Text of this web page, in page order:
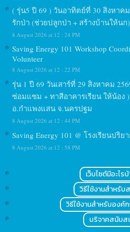
( รุ่น5 ปี 69 ) วันอาทิตย์ที่ 30 สิงหาค
รักป่า (ช่วยปลูกป่า + สร้างบ้านให้น
8 August 2026 at 12 : 24 PM
Saving Energy 101 Workshop
Volunteer
8 August 2026 at 12 : 22 PM
รุ่น 1 ปี 69 วันเสาร์ที่ 29 สิงหาคม
ซ่อมแซม + ทาสีอาคารเรียน ให้น้อง
อ.กำแพงแสน จ.นครปฐม
8 August 2026 at 12 : 44 PM
Saving Energy 101 @ โรงเรียนปริย
8 August 2026 at 12 : 58 PM
เว็บไซต์มีอะไร
วิธีใช้งานสำหรับ
วิธีใช้งานสำหรับองค์
บริจาคสนับส